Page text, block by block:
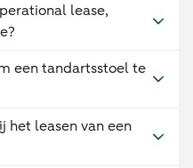
lease,
een tandartsstoel te
het leasen van een